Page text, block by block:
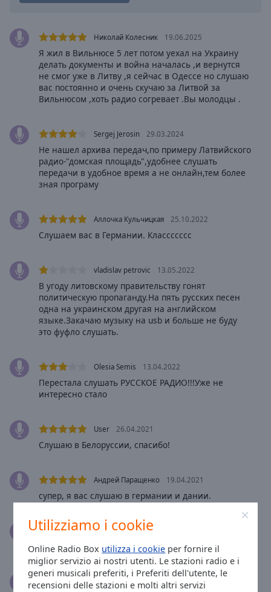
Utilizziamo i cookie
Online Radio Box utilizza i cookie per fornire il
miglior servizio ai nostri utenti. Le stazioni radio e i
generi musicali preferiti, i Preferiti dell'utente, le
recensioni delle stazioni e molti altri servizi
Caption
Background
Edge
Style
Font
Family
Dialog
End
Николай Колесник 19.06.2025
Я жил в Вильнюсе 5 лет потом уехал на Украину
делать документы и война началась ,и вернутся
не смог уже в Литву ,я сейчас в Одессе но слушаю
вас постоянно и очень скучаю за Литвой за
Вильнюсом ,хоть радио согревает .Вы молодцы .
Sergej Jerosin 29.03.2024
Не нашел архива передач,по примеру Латвийского
радио-"домская площадь",удобнее слушать
передачи в удобное время а не онлайн,тем более
зная програму
Аллочка Кульчицкая 25.10.2022
Слушаем вас в Германии. Классссссс
vladislav petrovic 13.05.2022
В угоду литовскому правительству гонят
политическую пропаганду.На пять русских песен
одна на украинском другая на английском
языке.Закачаю музыку на usb и больше не буду
это фуфло слушать.
Olesia Semis 13.04.2022
Перестала слушать РУССКОЕ РАДИО!!!Уже не
интересно стало
User 26.04.2021
Слушаю в Белоруссии, спасибо!
Андрей Паращенко 19.04.2021
супер, я вас слушаю в германии и дании.
Ина Ососова 30.03.2021
Очень люблю ваше радио Спасибо Литва
Irina Fadejeva 21.12.2020